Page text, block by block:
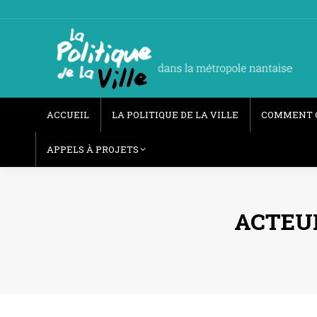
ACCUEIL LA POLITIQUE DE LA VILLE COMMENT
APPELS À PROJETS